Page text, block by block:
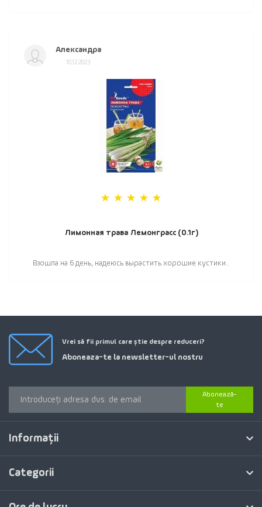
Александра
10.12.2023
Лимонная трава Лемонграсс (0.1г)
Взошла на 6 день, надеюсь вырастить хорошие кустики..
Vrei să fii primul care știe despre reduceri?
Aboneaza-te la newsletter-ul nostru
Abonează-
te
Informaţii
Categorii